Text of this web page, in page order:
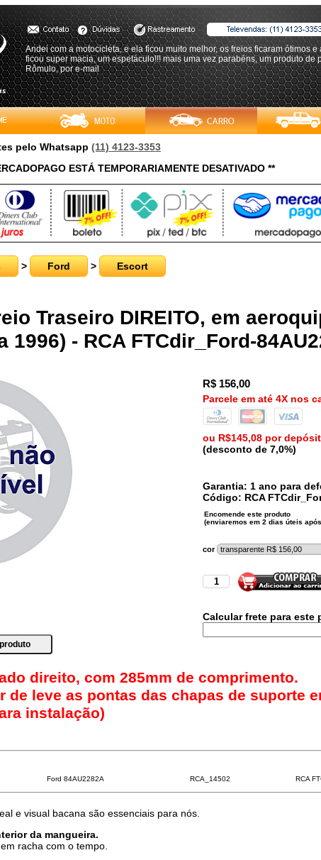
Andei com a motocicleta, e ela ficou muito melhor, os freios ficaram ótimos e
ficou super macia, um espetáculo!!! mais uma vez parabéns, um produto de
Rômulo, por e-mail
pelo Whatsapp (11) 4123-3353
ESTÁ TEMPORARIAMENTE DESATIVADO **
> Ford > Escort
Traseiro DIREITO, em
1996) - RCA FTCdir_Ford-
R$ 156,00
Parcele em até 4X nos
ou R$145,08 por
(desconto de 7,0%)
Garantia: 1 ano para
Código: RCA
cor
Calcular frete para este
direito, com 285mm de comprimento.
de leve as pontas das chapas de suporte
instalação)
Ford 84AU2282A RCA_14502 RCA
e visual bacana são essenciais para nós.
da mangueira.
racha com o tempo.